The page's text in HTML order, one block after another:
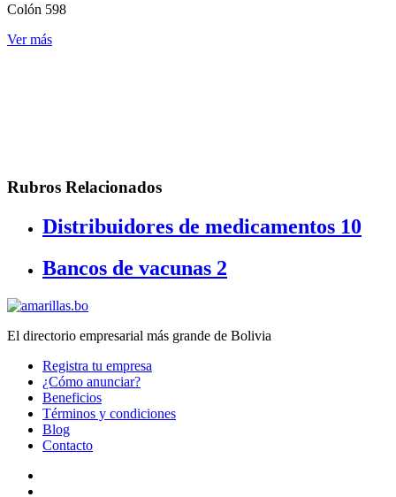
Colón 598
Ver más
Rubros Relacionados
Distribuidores de medicamentos 10
Bancos de vacunas 2
El directorio empresarial más grande de Bolivia
Registra tu empresa
¿Cómo anunciar?
Beneficios
Términos y condiciones
Blog
Contacto